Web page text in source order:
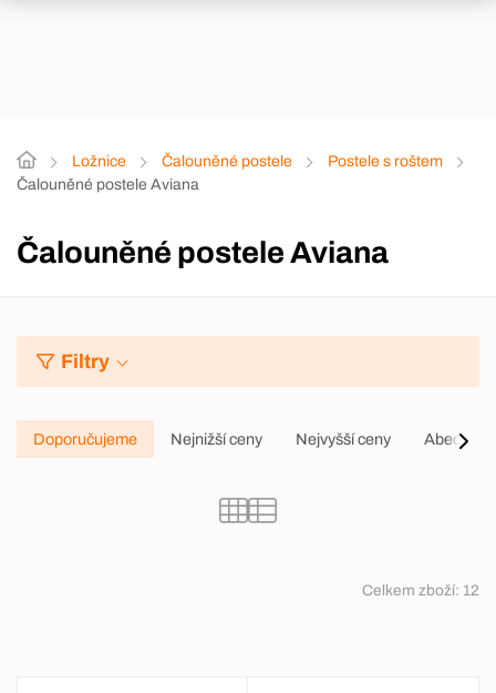
Ložnice Čalouněné postele
Postele s roštem
Čalouněné postele Aviana
Čalouněné postele Aviana
Filtry
Doporučujeme Nejnižší ceny Nejvyšší ceny Abecedně
Celkem zboží: 12